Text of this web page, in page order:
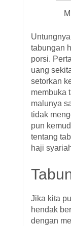
tabungan
porsi.
uang
setorkan
membuka
malunya
tidak
pun
tentang
haji
Jika kita
hendak
dengan